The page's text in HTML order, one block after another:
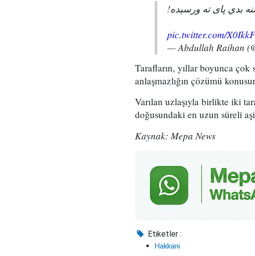
بدي پای ته ورسېده!
pic.twitter.com/
— Abdullah Raihan
Tarafların, yıllar boyunca çok
anlaşmazlığın çözümü
Varılan uzlaşıyla birlikte iki
doğusundaki en uzun süreli
Kaynak: Mepa News
Etiketler :
Hakkani